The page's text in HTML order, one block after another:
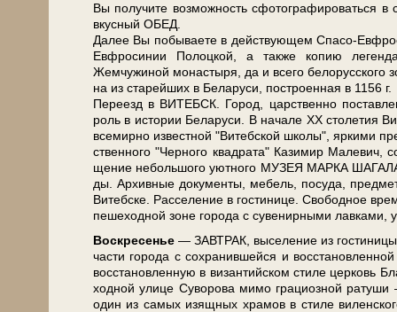
Вы получите воз­мож­ность
вкус­ный ОБЕД.
Да­лее Вы по­бы­ва­е­те в дей­ству­ю­щем Спасо-
Ев­фро­си­нии По­лоц­кой, а так­же копию
Жемчужиной мо­на­сты­ря, да и все­го бе­ло­рус­ско­го
на из ста­рей­ших в Бе­ла­ру­си, по­стро­ен­ная в 1156 г.
Пе­ре­езд в ВИТЕБСК. Город, цар­ствен­но
роль в ис­то­рии Бе­ла­ру­си. В на­ча­ле XX сто­ле­тия
все­мир­но из­вест­ной "Ви­теб­ской шко­лы", яр­ки­ми
ствен­но­го "Чер­но­го квад­ра­та" Ка­зи­мир Ма­ле­вич,
ще­ние не­боль­шо­го уют­но­го МУЗЕЯ МАРКА
ды. Архивные до­ку­мен­ты, ме­бель, посуда,
Ви­теб­ске. Расселение в го­сти­ни­це. Сво­бод­ное
пе­ше­ход­ной зоне го­ро­да с су­ве­нир­ны­ми
Вос­кре­се­нье — ЗАВ­ТРАК, вы­се­ле­ние из
ча­сти го­ро­да с со­хра­нив­шей­ся и
вос­ста­нов­лен­ную в ви­зан­тий­ском сти­ле
ход­ной ули­це Су­во­ро­ва ми­мо грациозной
один из са­мых изящ­ных хра­мов в сти­ле